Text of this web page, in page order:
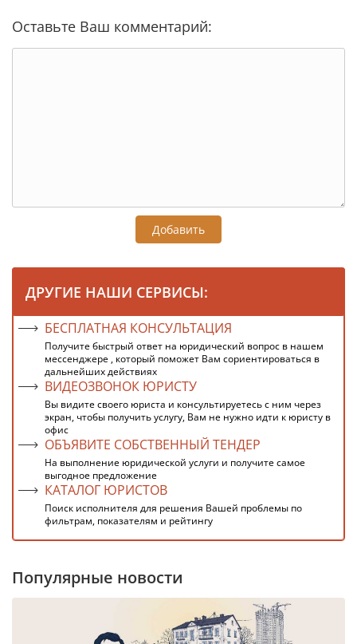
Оставьте Ваш комментарий:
Добавить
ДРУГИЕ НАШИ СЕРВИСЫ:
БЕСПЛАТНАЯ КОНСУЛЬТАЦИЯ
Получите быстрый ответ на юридический вопрос в нашем
мессенджере , который поможет Вам сориентироваться в
дальнейших действиях
ВИДЕОЗВОНОК ЮРИСТУ
Вы видите своего юриста и консультируетесь с ним через
экран, чтобы получить услугу, Вам не нужно идти к юристу в
офис
ОБЪЯВИТЕ СОБСТВЕННЫЙ ТЕНДЕР
На выполнение юридической услуги и получите самое
выгодное предложение
КАТАЛОГ ЮРИСТОВ
Поиск исполнителя для решения Вашей проблемы по
фильтрам, показателям и рейтингу
Популярные новости